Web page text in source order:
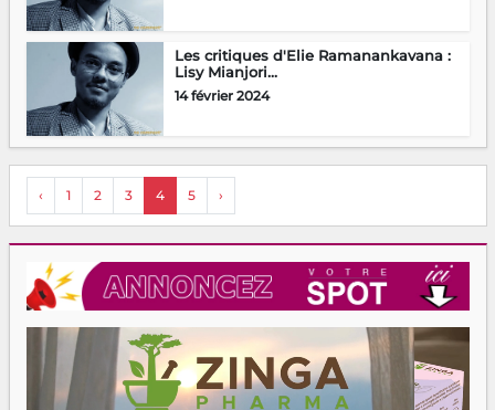
Les critiques d'Elie Ramanankavana :
Lisy Mianjori...
14 février 2024
‹ 1 2 3 4 5 ›